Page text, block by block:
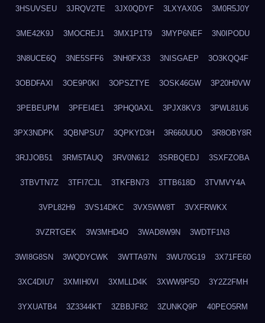
3HSUVSEU 3JRQV2TE 3JX0QDYF 3LXYAX0G 3M0R5J0Y
3ME42K9J 3MOCREJ1 3MX1P1T9 3MYP6NEF 3N0IPODU
3N8UCE6Q 3NE5SFF6 3NH0FX33 3NISGAEP 3O3KQQ4F
3OBDFAXI 3OE9P0KI 3OPSZTYE 3OSK46GW 3P20H0VW
3PEBEUPM 3PFEI4E1 3PHQ0AXL 3PJX8KV3 3PWL81U6
3PX3NDPK 3QBNPSU7 3QPKYD3H 3R660UUO 3R8OBY8R
3RJJOB51 3RM5TAUQ 3RV0N612 3SRBQEDJ 3SXFZOBA
3TBVTN7Z 3TFI7CJL 3TKFBN73 3TTB618D 3TVMVY4A
3VPL82H9 3VS14DKC 3VX5WW8T 3VXFRWKX
3VZRTGEK 3W3MHD4O 3WAD8W9N 3WDTF1N3
3WI8G8SN 3WQDYCWK 3WTTA97N 3WU70G19 3X71FE60
3XC4DIU7 3XMIH0VI 3XMLLD4K 3XWW9P5D 3Y2Z2FMH
3YXUATB4 3Z3344KT 3ZBBJF82 3ZUNKQ9P 40PEO5RM